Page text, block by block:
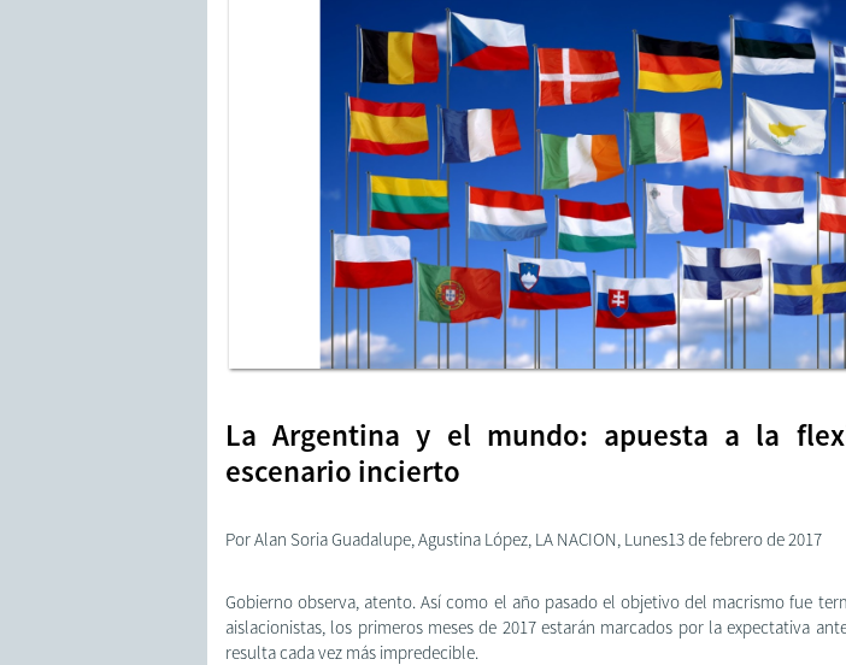
La Argentina y el mundo: apuesta a la
escenario incierto
Por Alan Soria Guadalupe, Agustina López, LA NACION, Lunes13 de febrero de 2017
Gobierno observa, atento. Así como el año pasado el objetivo del macrismo fue
aislacionistas, los primeros meses de 2017 estarán marcados por la expectativa
resulta cada vez más impredecible.